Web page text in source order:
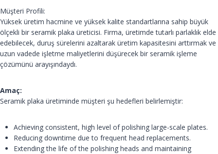
Müşteri Profili:
Yüksek üretim hacmine ve yüksek kalite standartlarına sahip büyük
ölçekli bir seramik plaka üreticisi. Firma, üretimde tutarlı parlaklık elde
edebilecek, duruş sürelerini azaltarak üretim kapasitesini arttırmak ve
uzun vadede işletme maliyetlerini düşürecek bir seramik işleme
çözümünü arayışındaydı.
Amaç:
Seramik plaka üretiminde müşteri şu hedefleri belirlemiştir:
Achieving consistent, high level of polishing large-scale plates.
Reducing downtime due to frequent head replacements.
Extending the life of the polishing heads and maintaining